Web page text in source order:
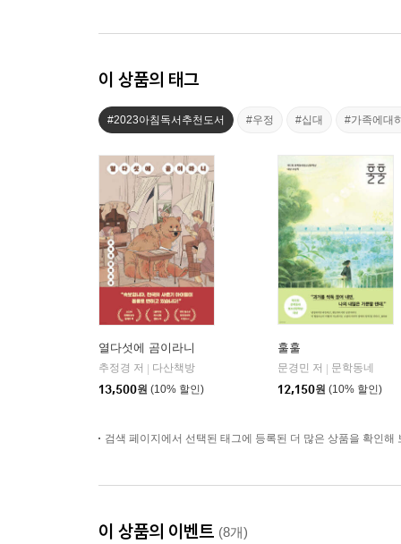
이 상품의 태그
#2023아침독서추천도서 #우정 #십대 #가족에대
열다섯에 곰이라니
추정경 저
다산책방
13,500원 (10% 할인)
훌훌
문경민 저
문학동네
12,150원 (10% 할인)
검색 페이지에서 선택된 태그에 등록된 더 많은 상품을 확인해
이 상품의 이벤트 (8개)